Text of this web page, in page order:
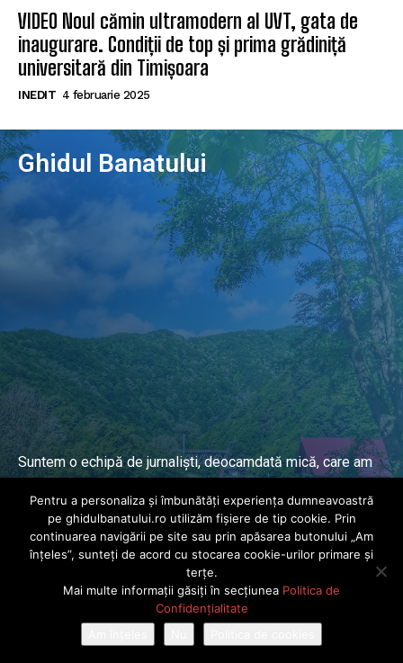
VIDEO Noul cămin ultramodern al UVT, gata de
inaugurare. Condiții de top și prima grădiniță
universitară din Timișoara
INEDIT 4 februarie 2025
Ghidul Banatului
Suntem o echipă de jurnaliști, deocamdată mică, care am
ani.
© Ghidul Banatului 2025. Toate drepturile rezervate · Dezvoltat de
Power Media FX
Pentru a personaliza și îmbunătăți experiența dumneavoastră
pe ghidulbanatului.ro utilizăm fișiere de tip cookie. Prin
continuarea navigării pe site sau prin apăsarea butonului „Am
înțeles”, sunteți de acord cu stocarea cookie-urilor primare și
terțe.
Mai multe informații găsiți în secțiunea Politica de
Confidențialitate